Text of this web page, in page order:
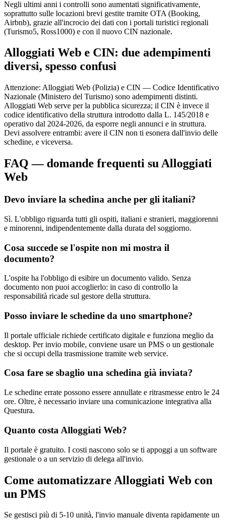
Negli ultimi anni i controlli sono aumentati significativamente,
soprattutto sulle locazioni brevi gestite tramite OTA (Booking,
Airbnb), grazie all'incrocio dei dati con i portali turistici regionali
(Turismo5, Ross1000) e con il nuovo CIN nazionale.
Alloggiati Web e CIN: due adempimenti
diversi, spesso confusi
Attenzione: Alloggiati Web (Polizia) e CIN — Codice Identificativo
Nazionale (Ministero del Turismo) sono adempimenti distinti.
Alloggiati Web serve per la pubblica sicurezza; il CIN è invece il
codice identificativo della struttura introdotto dalla L. 145/2018 e
operativo dal 2024-2026, da esporre negli annunci e in struttura.
Devi assolvere entrambi: avere il CIN non ti esonera dall'invio delle
schedine, e viceversa.
FAQ — domande frequenti su Alloggiati
Web
Devo inviare la schedina anche per gli italiani?
Sì. L'obbligo riguarda tutti gli ospiti, italiani e stranieri, maggiorenni
e minorenni, indipendentemente dalla durata del soggiorno.
Cosa succede se l'ospite non mi mostra il
documento?
L'ospite ha l'obbligo di esibire un documento valido. Senza
documento non puoi accoglierlo: in caso di controllo la
responsabilità ricade sul gestore della struttura.
Posso inviare le schedine da uno smartphone?
Il portale ufficiale richiede certificato digitale e funziona meglio da
desktop. Per invio mobile, conviene usare un PMS o un gestionale
che si occupi della trasmissione tramite web service.
Cosa fare se sbaglio una schedina già inviata?
Le schedine errate possono essere annullate e ritrasmesse entro le 24
ore. Oltre, è necessario inviare una comunicazione integrativa alla
Questura.
Quanto costa Alloggiati Web?
Il portale è gratuito. I costi nascono solo se ti appoggi a un software
gestionale o a un servizio di delega all'invio.
Come automatizzare Alloggiati Web con
un PMS
Se gestisci più di 5-10 unità, l'invio manuale diventa rapidamente un